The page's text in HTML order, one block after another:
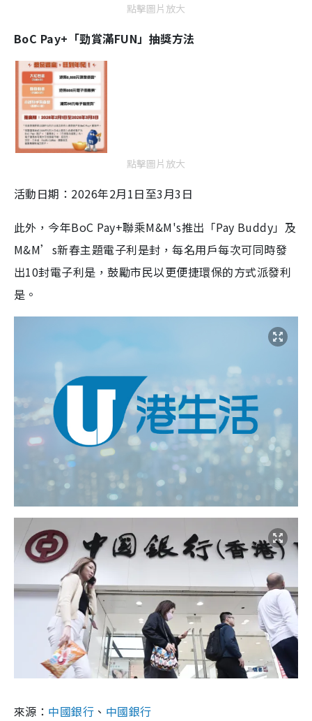
點擊圖片放大
BoC Pay+「勁賞滿FUN」抽獎方法
點擊圖片放大
活動日期：2026年2月1日至3月3日
此外，今年BoC Pay+聯乘M&M's推出「Pay Buddy」及
M&M’s新春主題電子利是封，每名用戶每次可同時發
出10封電子利是，鼓勵市民以更便捷環保的方式派發利
是。
來源： 中國銀行 、 中國銀行